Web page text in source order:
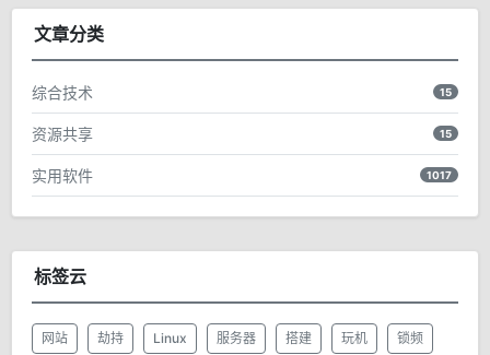
文章分类
综合技术 15
资源共享 15
实用软件 1017
标签云
网站 劫持 Linux 服务器 搭建 玩机 锁频